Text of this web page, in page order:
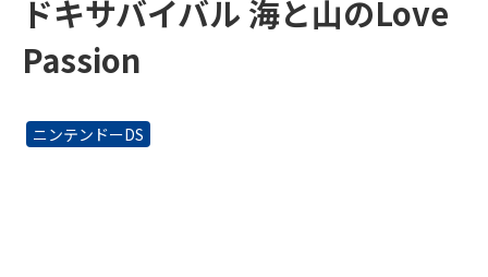
ドキサバイバル 海と山のLove
Passion
ニンテンドーDS